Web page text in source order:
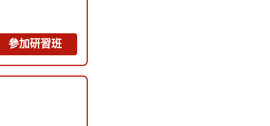
參加研習班